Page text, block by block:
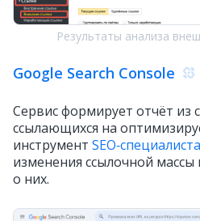
Результаты анализа
Google Search Console
Сервис формирует отчёт из
ссылающихся на
инструмент SEO‑специалиста
изменения ссылочной массы
о них.